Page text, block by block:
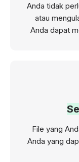
Anda tidak
atau
Anda dapat
File yang
Anda yang